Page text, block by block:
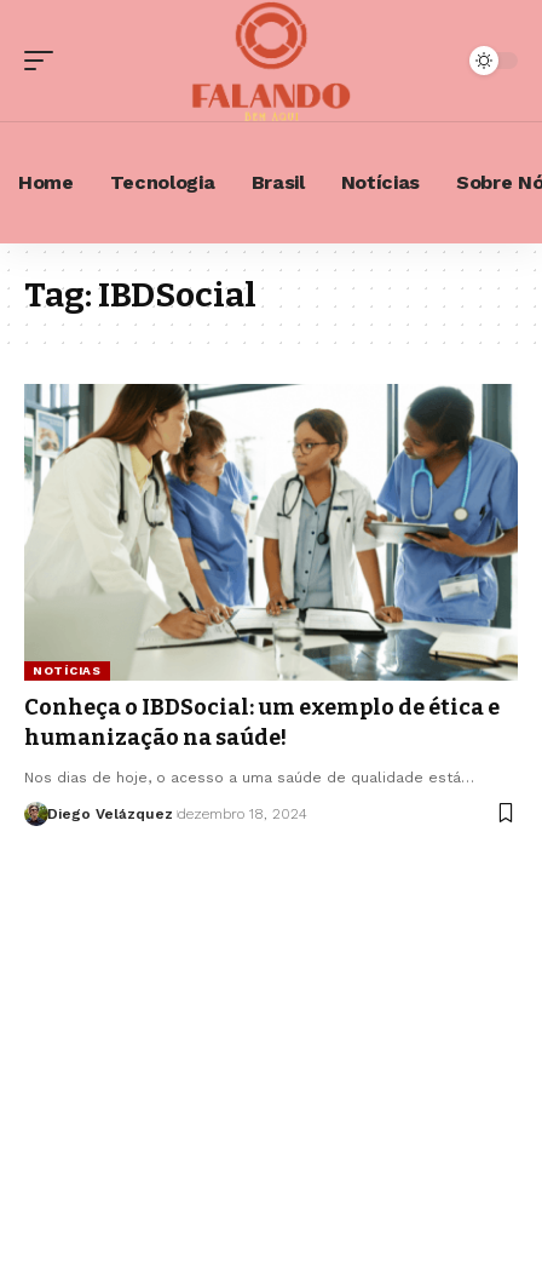
Home Tecnologia Brasil Notícias Sobre
Tag:IBDSocial
NOTÍCIAS
Conheça o IBDSocial: um exemplo de ética e
humanização na saúde!
Nos dias de hoje, o acesso a uma saúde de qualidade está…
Diego Velázquez dezembro 18, 2024